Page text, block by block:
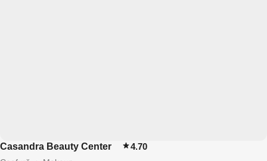
Casandra Beauty Center 4.70